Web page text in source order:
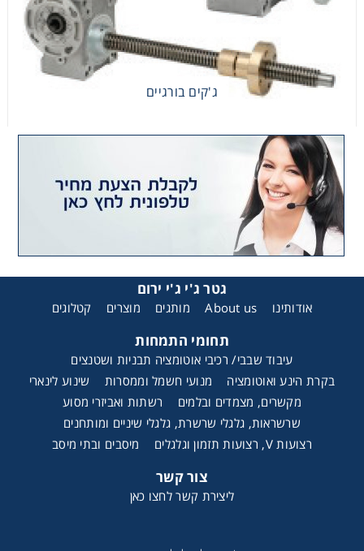
ג'קים בורגיים
גטר ג'י ג'י ירום
אודותינו About us מותגים מוצרים קטלוגים
תחומי התמחות
עיבוד שבבי/ רכיבי אוטומציה תבניות ושטנצים
בקרת הינע ואוטומציה
מנועי חשמל וממסרות
שינוע לינארי
מקשרים, מצמדים ובלמים
רשתות ואביזרי מסוע
שרשראות, גלגלי שרשרת, גלגלי שיניים ומותחנים
רצועות V, רצועות תזמון וגלגלים
מיסבים ובתי מיסב
צור קשר
ליצירת קשר לחצו כאן